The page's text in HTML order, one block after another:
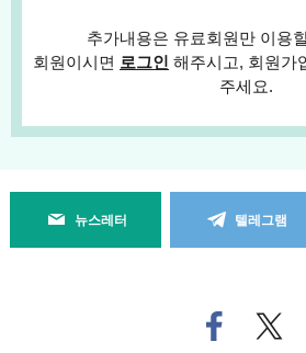
추가내용은 유료회원만 이용
회원이시면 로그인 해주시고, 회원가
주세요.
뉴스레터 텔레그램
페
이
트위
터로